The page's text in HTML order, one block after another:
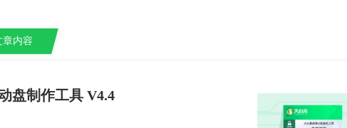
章内容
盘制作工具 V4.4